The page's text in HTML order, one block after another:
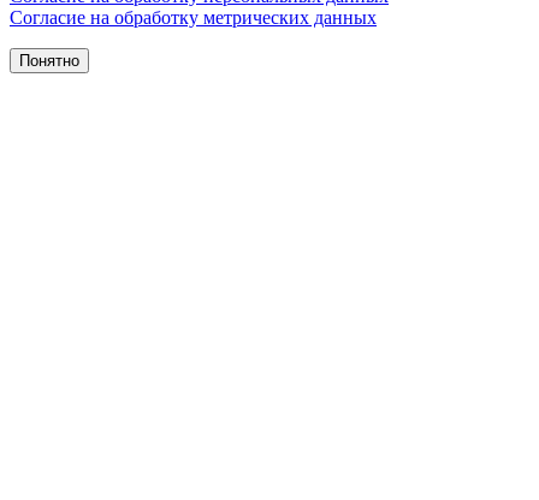
Согласие на обработку метрических данных
Понятно